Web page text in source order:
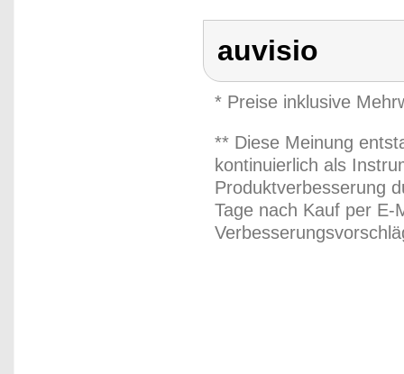
auvisio
* Preise inklusive
** Diese Meinung
kontinuierlich als
Produktverbesserung
Tage nach Kauf per E-